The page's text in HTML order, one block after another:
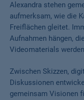
Alexandra stehen
aufmerksam, wie die
Freiflächen gleitet.
Aufnahmen hängen,
Videomaterials
Zwischen Skizzen,
Diskussionen
gemeinsam Visionen